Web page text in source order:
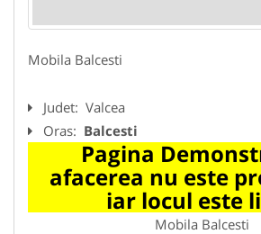
Mobila Balcesti
Judet: Valcea
Oras: Balcesti
Pagina
afacerea nu este
iar locul este
Mobila Balcesti